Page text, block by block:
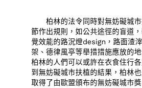
柏林的法令同時對無妨礙城市
節作出規則，如公共途徑的盲道
覺效能的路況燈design，路面渣
架、德律風亭等舉措措施應放的
柏林的人們可以或許在衣食住行
到無妨礙城市扶植的結果，柏林
取得了由歐盟頒布的無妨礙城市